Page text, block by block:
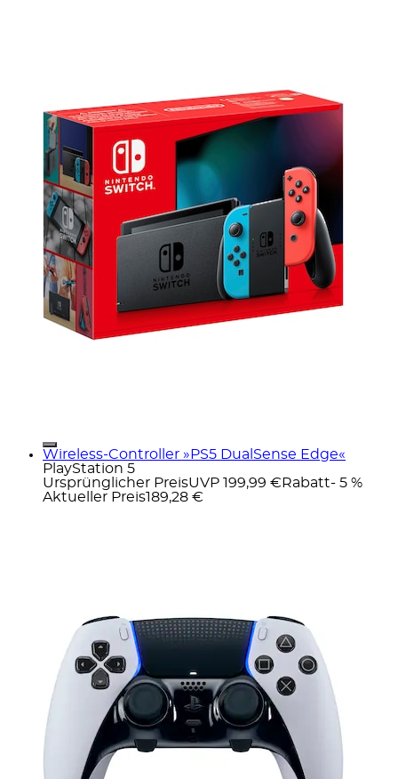
Wireless-Controller »PS5 DualSense Edge«
PlayStation 5
Ursprünglicher PreisUVP 199,99 € Rabatt- 5 %
Aktueller Preis189,28 €